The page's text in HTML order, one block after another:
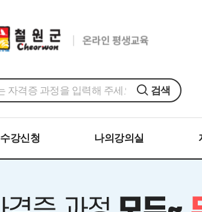
검색
수강신청 나의강의실